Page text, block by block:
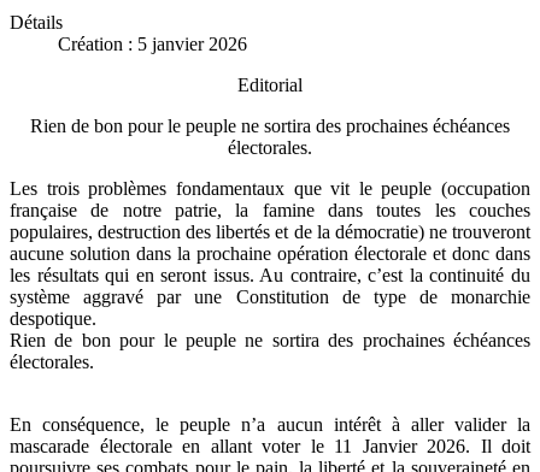
Détails
Création : 5 janvier 2026
Editorial
Rien de bon pour le peuple ne sortira des prochaines échéances
électorales.
Les trois problèmes fondamentaux que vit le peuple (occupation
française de notre patrie, la famine dans toutes les couches
populaires, destruction des libertés et de la démocratie) ne trouveront
aucune solution dans la prochaine opération électorale et donc dans
les résultats qui en seront issus. Au contraire, c’est la continuité du
système aggravé par une Constitution de type de monarchie
despotique.
Rien de bon pour le peuple ne sortira des prochaines échéances
électorales.
En conséquence, le peuple n’a aucun intérêt à aller valider la
mascarade électorale en allant voter le 11 Janvier 2026. Il doit